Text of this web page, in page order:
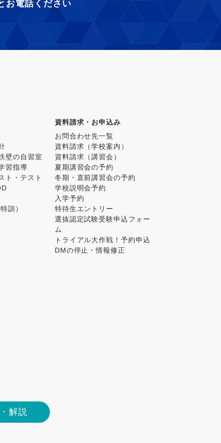
お電話ください
壁の自習室
習指導
ト・テスト
訓）
資料請求・お申込み
お問合わせ先一覧
資料請求（学校案内）
資料請求（講習会）
夏期講習会の予約
冬期・直前講習会の予約
学校説明会予約
入学予約
特待生エントリー
選抜認定試験受験申込フォー
ム
トライアル大作戦！予約申込
DMの停止・情報修正
解説